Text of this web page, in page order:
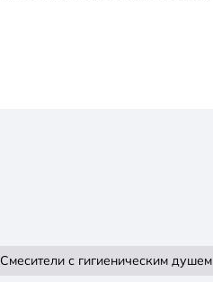
Смесители с гигиеническим душем